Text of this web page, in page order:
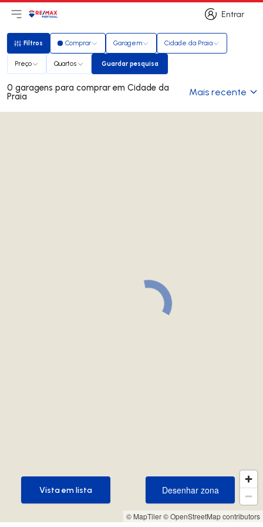
Entrar
Entrar
Abri menu principal
LogoIr para página inicial
Filtros
Filtros Comprar Garagem Cidade da Praia
Preço Quartos Guardar pesquisa
Guardar pesquisa
0 garagens para comprar em Cidade da
Praia Mais recente
© MapTiler© OpenStreetMap contributors
Desenhar zona
Desenhar zona
Vista em lista
Vista em lista